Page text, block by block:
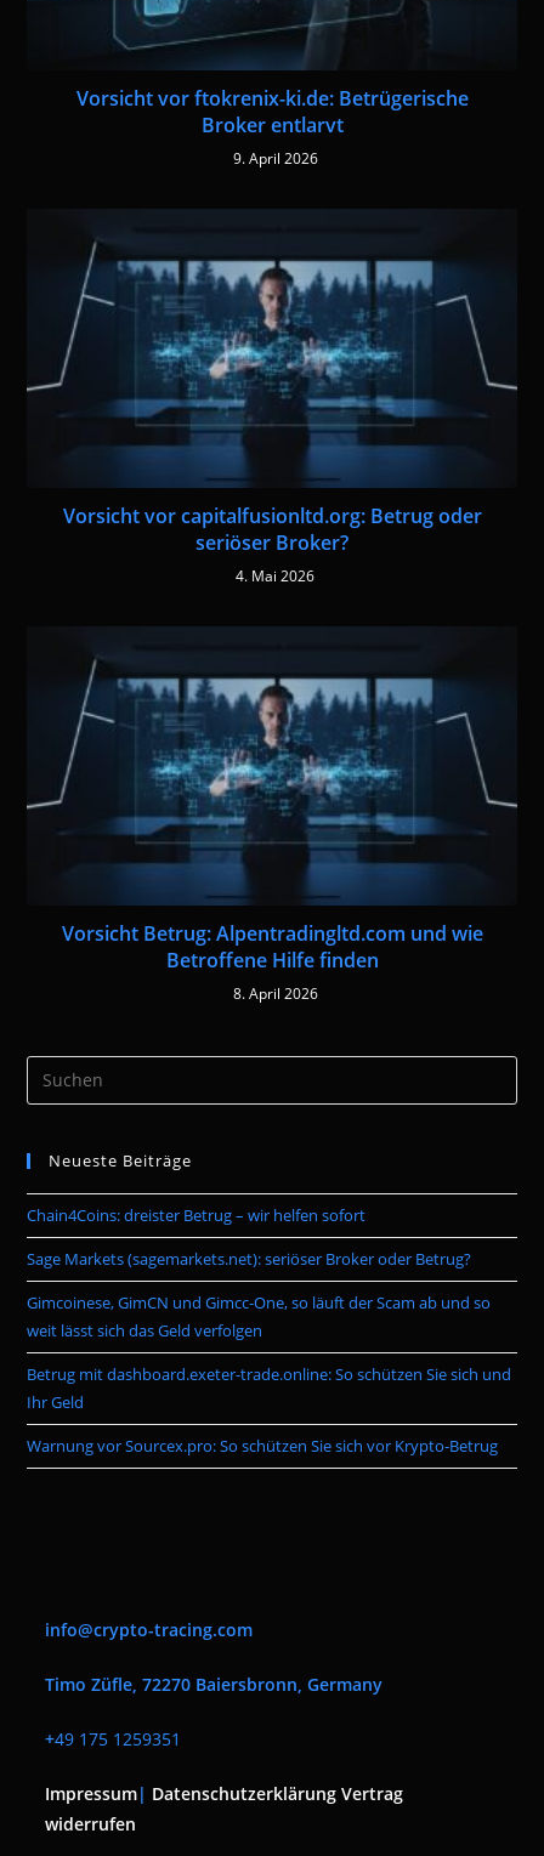
Vorsicht vor ftokrenix-ki.de: Betrügerische
Broker entlarvt
9. April 2026
Vorsicht vor capitalfusionltd.org: Betrug oder
seriöser Broker?
4. Mai 2026
Vorsicht Betrug: Alpentradingltd.com und wie
Betroffene Hilfe finden
8. April 2026
the
Neueste Beiträge
Chain4Coins: dreister Betrug – wir helfen sofort
Sage Markets (sagemarkets.net): seriöser Broker oder Betrug?
Gimcoinese, GimCN und Gimcc-One, so läuft der Scam ab und so
weit lässt sich das Geld verfolgen
Betrug mit dashboard.exeter-trade.online: So schützen Sie sich und
Ihr Geld
Warnung vor Sourcex.pro: So schützen Sie sich vor Krypto-Betrug
info@crypto-tracing.com
Timo Züfle, 72270 Baiersbronn, Germany
+49 175 1259351
Impressum| Datenschutzerklärung Vertrag
widerrufen